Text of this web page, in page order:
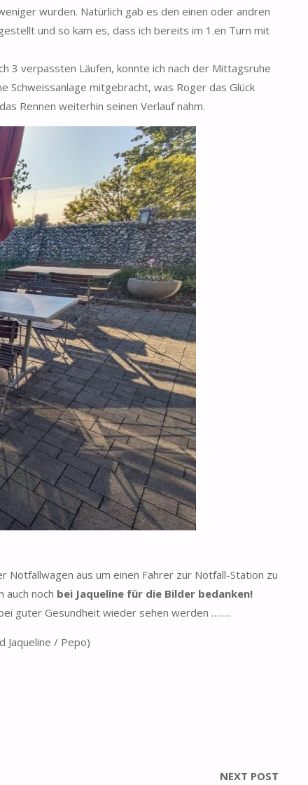
wurden. Natürlich gab es den einen oder andren
und so kam es, dass ich bereits im 1.en Turn mit
3 verpassten Läufen, konnte ich nach der Mittagsruhe
Schweissanlage mitgebracht, was Roger das Glück
Rennen weiterhin seinen Verlauf nahm.
aus um einen Fahrer zur Notfall-Station zu
auch noch bei Jaqueline für die Bilder bedanken!
guter Gesundheit wieder sehen werden ……..
Jaqueline / Pepo)
NEXT POST